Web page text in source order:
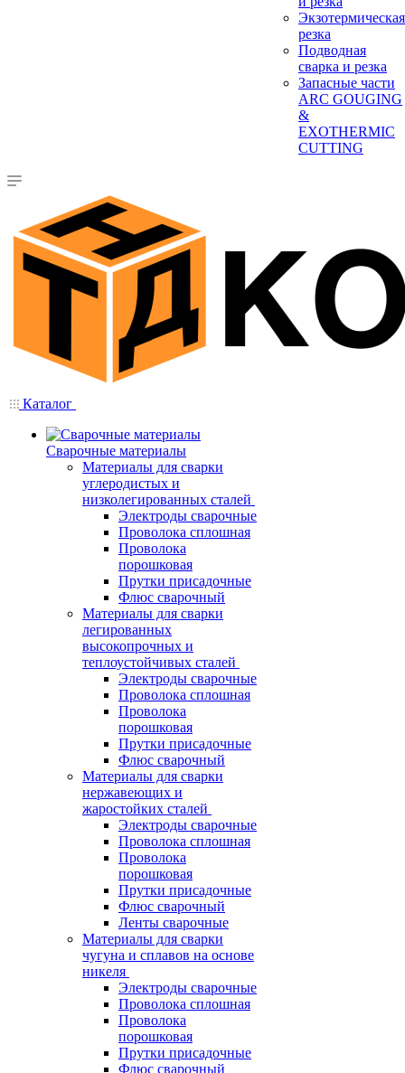
Экзотермическая
резка
Подводная
сварка и резка
Запасные части
ARC GOUGING
&
EXOTHERMIC
CUTTING
Каталог
Сварочные материалы
Материалы для сварки
углеродистых и
низколегированных сталей
Электроды сварочные
Проволока сплошная
Проволока
порошковая
Прутки присадочные
Флюс сварочный
Материалы для сварки
легированных
высокопрочных и
теплоустойчивых сталей
Электроды сварочные
Проволока сплошная
Проволока
порошковая
Прутки присадочные
Флюс сварочный
Материалы для сварки
нержавеющих и
жаростойких сталей
Электроды сварочные
Проволока сплошная
Проволока
порошковая
Прутки присадочные
Флюс сварочный
Ленты сварочные
Материалы для сварки
чугуна и сплавов на основе
никеля
Электроды сварочные
Проволока сплошная
Проволока
порошковая
Прутки присадочные
Флюс сварочный